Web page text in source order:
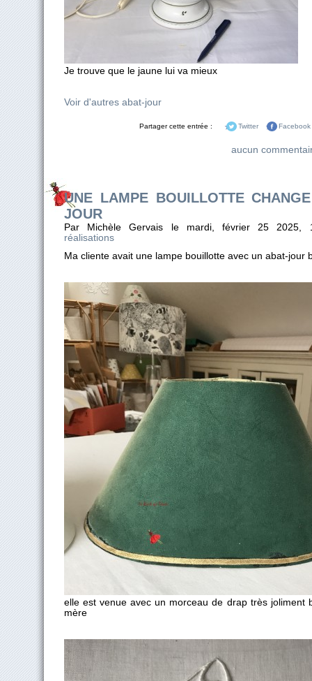
Je trouve que le jaune lui va mieux
Voir d'autres abat-jour
Partager cette entrée : Twitter Facebook
aucun
UNE LAMPE BOUILLOTTE
JOUR
Par Michèle Gervais le mardi, février 25
réalisations
Ma cliente avait une lampe bouillotte avec un abat-jour
elle est venue avec un morceau de drap très joliment
mère